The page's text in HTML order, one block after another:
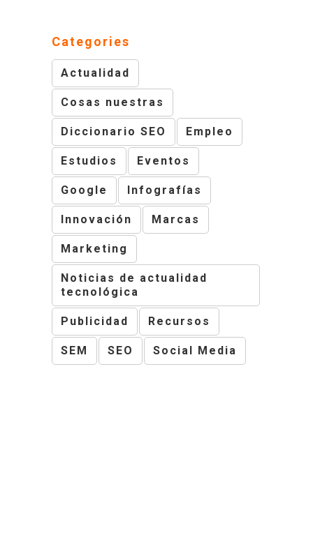
Categories
Actualidad
Cosas nuestras
Diccionario SEO Empleo
Estudios Eventos
Google Infografías
Innovación Marcas
Marketing
Noticias de actualidad
tecnológica
Publicidad Recursos
SEM SEO Social Media